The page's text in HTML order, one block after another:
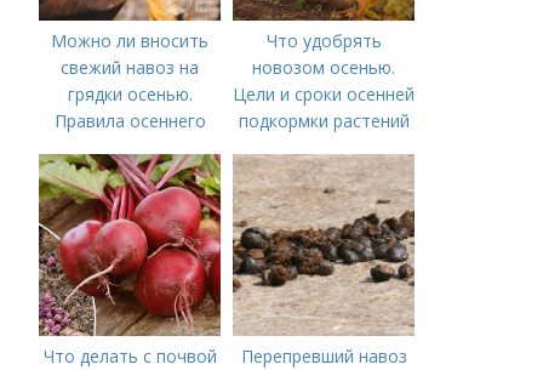
Можно ли вносить
свежий навоз на
грядки осенью.
Правила осеннего
Что удобрять
новозом осенью.
Цели и сроки осенней
подкормки растений
Что делать с почвой
Перепревший навоз